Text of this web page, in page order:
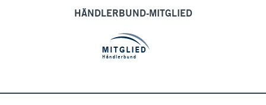
HÄNDLERBUND-MITGLIED